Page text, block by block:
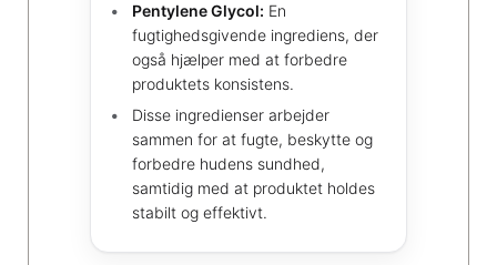
Pentylene Glycol: En
fugtighedsgivende ingrediens, der
også hjælper med at forbedre
produktets konsistens.
Disse ingredienser arbejder
sammen for at fugte, beskytte og
forbedre hudens sundhed,
samtidig med at produktet holdes
stabilt og effektivt.